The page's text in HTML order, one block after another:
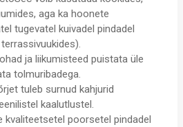
aga ka hoonete
tugevatel kuivadel pindadel
ja liikumisteed puistata üle
tolmuribadega.
tuleb surnud kahjurid
kaalutlustel.
kvaliteetsetel poorsetel pindadel